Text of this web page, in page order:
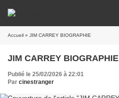
Accueil » JIM CARREY BIOGRAPHIE
JIM CARREY BIOGRAPHIE
Publié le 25/02/2026 à 22:01
Par cinestranger